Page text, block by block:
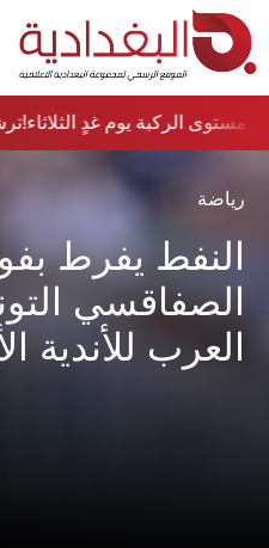
ترشيح يهين العقل والاخلاق والدولة…؟!مستوى الركبة يوم غدٍ الثلاثاء
رياضة
النفط يفرط
الصفاقسي
العرب للأندية